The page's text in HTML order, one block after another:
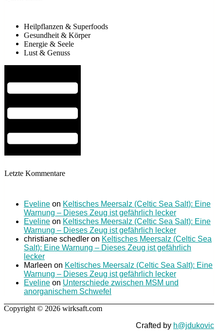
Heilpflanzen & Superfoods
Gesundheit & Körper
Energie & Seele
Lust & Genuss
Letzte Kommentare
Eveline on Keltisches Meersalz (Celtic Sea Salt): Eine
Warnung – Dieses Zeug ist gefährlich lecker
Eveline on Keltisches Meersalz (Celtic Sea Salt): Eine
Warnung – Dieses Zeug ist gefährlich lecker
christiane schedler on Keltisches Meersalz (Celtic Sea
Salt): Eine Warnung – Dieses Zeug ist gefährlich
lecker
Marleen on Keltisches Meersalz (Celtic Sea Salt): Eine
Warnung – Dieses Zeug ist gefährlich lecker
Eveline on Unterschiede zwischen MSM und
anorganischem Schwefel
Copyright © 2026 wirksaft.com
Crafted by h@jdukovic